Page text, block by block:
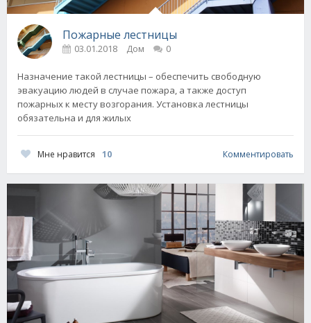
Пожарные лестницы
03.01.2018 Дом 0
Назначение такой лестницы – обеспечить свободную
эвакуацию людей в случае пожара, а также доступ
пожарных к месту возгорания. Установка лестницы
обязательна и для жилых
Мне нравится 10 Комментировать